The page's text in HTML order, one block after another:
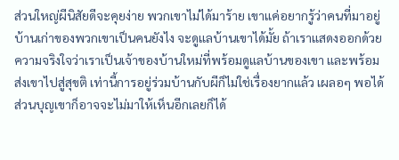
ส่วนใหญ่ผีนิสัยดีจะคุยง่าย พวกเขาไม่ได้มาร้าย เขาแค่อยากรู้ว่าคนที่มาอยู่
บ้านเก่าของพวกเขาเป็นคนยังไง จะดูแลบ้านเขาได้มั้ย ถ้าเราแสดงออกด้วย
ความจริงใจว่าเราเป็นเจ้าของบ้านใหม่ที่พร้อมดูแลบ้านของเขา และพร้อม
ส่งเขาไปสู่สุขติ เท่านี้การอยู่ร่วมบ้านกับผีก็ไม่ใช่เรื่องยากแล้ว เผลอๆ พอได้
ส่วนบุญเขาก็อาจจะไม่มาให้เห็นอีกเลยก็ได้